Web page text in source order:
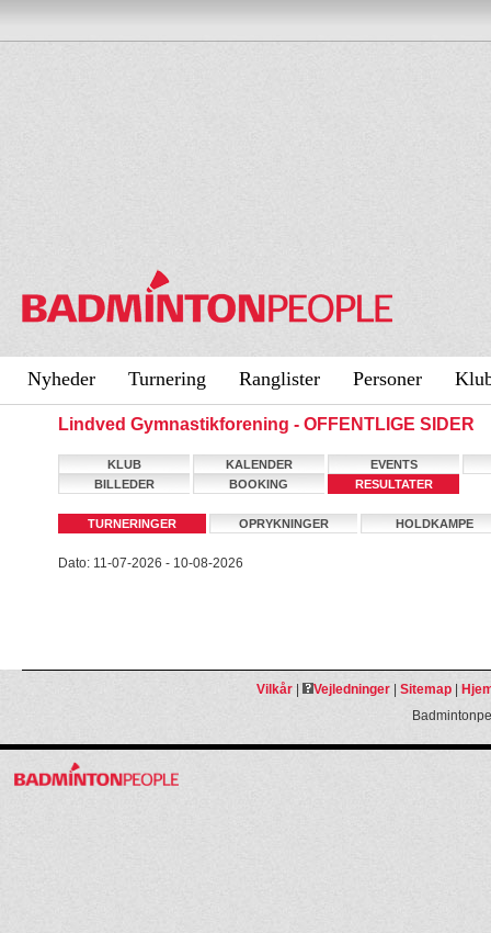
Nyheder Turnering Ranglister Personer
Lindved Gymnastikforening - OFFENTLIGE SIDER
KLUB KALENDER
EVENTS
BILLEDER
BOOKING RESULTATER
TURNERINGER OPRYKNINGER HOLDKAMPE
Dato: 11-07-2026 - 10-08-2026
Vilkår| Vejledninger| Sitemap|